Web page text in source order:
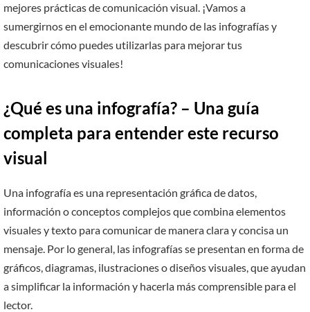
mejores prácticas de comunicación visual. ¡Vamos a
sumergirnos en el emocionante mundo de las infografías y
descubrir cómo puedes utilizarlas para mejorar tus
comunicaciones visuales!
¿Qué es una infografía? – Una guía
completa para entender este recurso
visual
Una infografía es una representación gráfica de datos,
información o conceptos complejos que combina elementos
visuales y texto para comunicar de manera clara y concisa un
mensaje. Por lo general, las infografías se presentan en forma de
gráficos, diagramas, ilustraciones o diseños visuales, que ayudan
a simplificar la información y hacerla más comprensible para el
lector.